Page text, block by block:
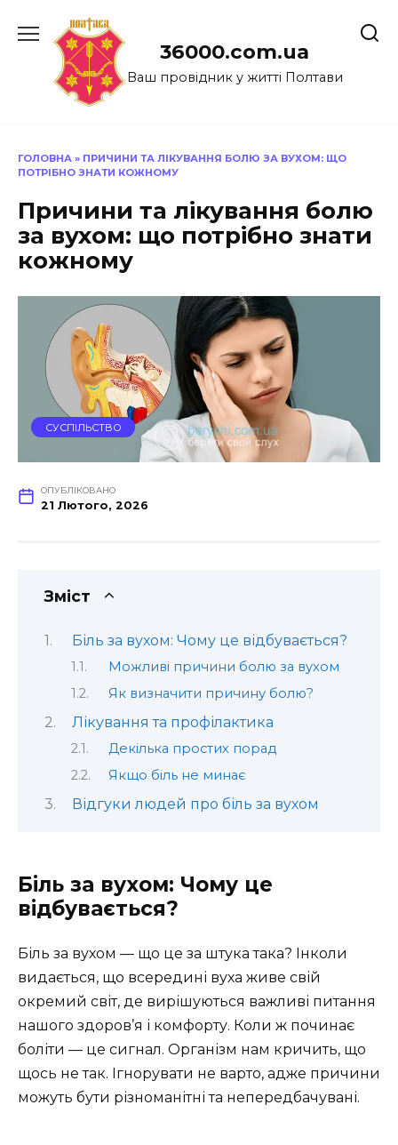
до
36000.com.ua
Ваш провідник у житті Полтави
ГОЛОВНА » ПРИЧИНИ ТА ЛІКУВАННЯ БОЛЮ ЗА ВУХОМ: ЩО
ПОТРІБНО ЗНАТИ КОЖНОМУ
Причини та лікування болю
за вухом: що потрібно знати
кожному
СУСПІЛЬСТВО
ОПУБЛІКОВАНО
21 Лютого, 2026
Зміст
Біль за вухом: Чому це відбувається?
Можливі причини болю за вухом
Як визначити причину болю?
Лікування та профілактика
Декілька простих порад
Якщо біль не минає
Відгуки людей про біль за вухом
Біль за вухом: Чому це
відбувається?
Біль за вухом — що це за штука така? Інколи
видається, що всередині вуха живе свій
окремий світ, де вирішуються важливі питання
нашого здоров’я і комфорту. Коли ж починає
боліти — це сигнал. Організм нам кричить, що
щось не так. Ігнорувати не варто, адже причини
можуть бути різноманітні та непередбачувані.